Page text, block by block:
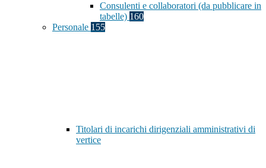
Consulenti e collaboratori (da pubblicare in
tabelle) 160
Personale 155
Titolari di incarichi dirigenziali amministrativi di
vertice